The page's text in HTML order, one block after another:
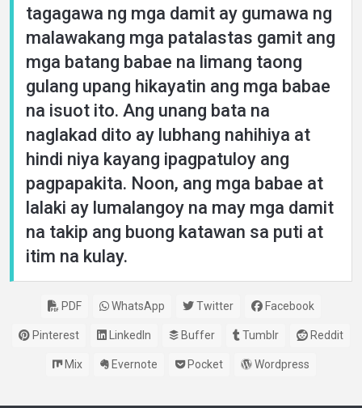
tagagawa ng mga damit ay gumawa ng
malawakang mga patalastas gamit ang
mga batang babae na limang taong
gulang upang hikayatin ang mga babae
na isuot ito. Ang unang bata na
naglakad dito ay lubhang nahihiya at
hindi niya kayang ipagpatuloy ang
pagpapakita. Noon, ang mga babae at
lalaki ay lumalangoy na may mga damit
na takip ang buong katawan sa puti at
itim na kulay.
PDF WhatsApp Twitter Facebook
Pinterest LinkedIn Buffer Tumblr Reddit
Mix Evernote Pocket Wordpress